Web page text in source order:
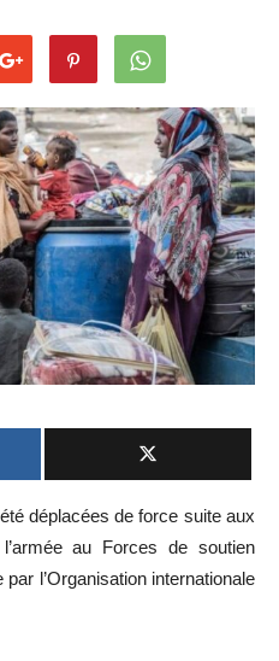
déplacées de force suite aux
au Forces de soutien
l’Organisation internationale